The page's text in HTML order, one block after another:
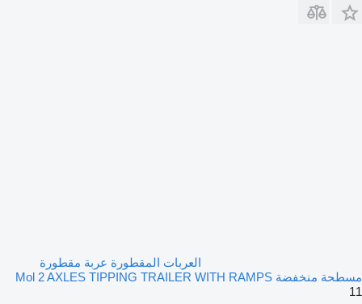
العربات المقطورة عربة مقطورة
مسطحة منخفضة Mol 2 AXLES TIPPING TRAILER WITH RAMPS
11